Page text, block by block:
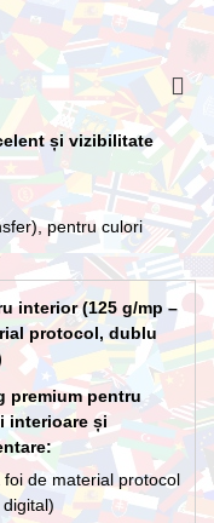
Interior
266,20 lei
și vizibilitate
pentru culori
interior (125 g/mp –
protocol, dublu
premium pentru
interioare și
foi de material protocol